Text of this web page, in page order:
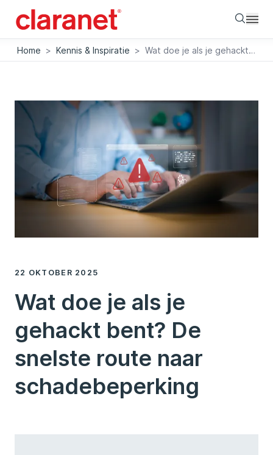
Home > Kennis & Inspiratie > Wat doe je als je gehackt bent? De snelste route naar schadebeperking
22 OKTOBER 2025
Wat doe je als je
gehackt bent? De
snelste route naar
schadebeperking